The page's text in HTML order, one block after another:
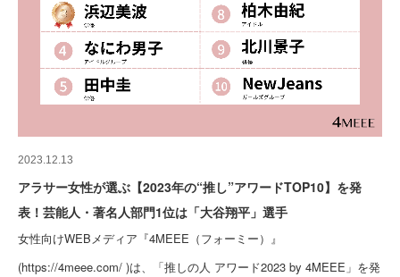
2023.12.13
アラサー女性が選ぶ【2023年の“推し”アワードTOP10】を発
表！芸能人・著名人部門1位は「大谷翔平」選手
女性向けWEBメディア『4MEEE（フォーミー）』
(https://4meee.com/ )は、「推しの人 アワード2023 by 4MEEE」を発